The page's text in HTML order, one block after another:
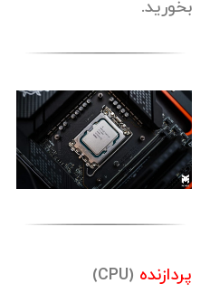
بخورید.
پردازنده (CPU)